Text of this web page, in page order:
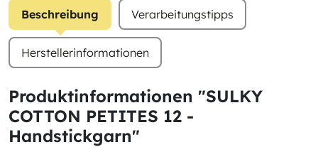
Beschreibung Verarbeitungstipps
Herstellerinformationen
Produktinformationen "SULKY
COTTON PETITES 12 -
Handstickgarn"